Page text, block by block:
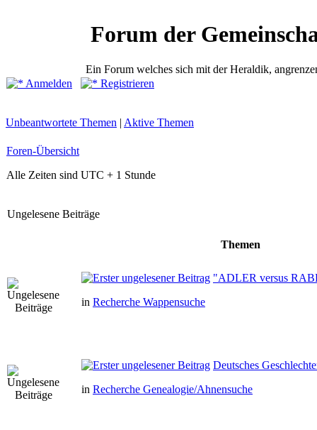
Forum der
Ein Forum welches sich mit der Heraldik,
Anmelden
Registrieren
Unbeantwortete Themen | Aktive Themen
Foren-Übersicht
Alle Zeiten sind UTC + 1 Stunde
Ungelesene Beiträge
Themen
"ADLER versus
in Recherche Wappensuche
Deutsches
in Recherche Genealogie/Ahnensuche